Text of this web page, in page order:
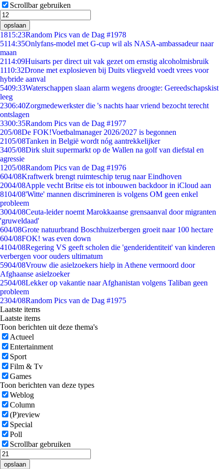
Scrollbar gebruiken
opslaan
1815:23Random Pics van de Dag #1978
5114:35Onlyfans-model met G-cup wil als NASA-ambassadeur naar
maan
2114:09Huisarts per direct uit vak gezet om ernstig alcoholmisbruik
1110:32Drone met explosieven bij Duits vliegveld voedt vrees voor
hybride aanval
5409:33Waterschappen slaan alarm wegens droogte: Gereedschapskist
leeg
2306:40Zorgmedewerkster die 's nachts haar vriend bezocht terecht
ontslagen
3300:35Random Pics van de Dag #1977
205/08De FOK!Voetbalmanager 2026/2027 is begonnen
2105/08Tanken in België wordt nóg aantrekkelijker
3405/08Dirk sluit supermarkt op de Wallen na golf van diefstal en
agressie
1205/08Random Pics van de Dag #1976
604/08Kraftwerk brengt ruimteschip terug naar Eindhoven
2004/08Apple vecht Britse eis tot inbouwen backdoor in iCloud aan
8104/08'Witte' mannen discrimineren is volgens OM geen enkel
probleem
3004/08Ceuta-leider noemt Marokkaanse grensaanval door migranten
'gruweldaad'
604/08Grote natuurbrand Boschhuizerbergen groeit naar 100 hectare
604/08FOK! was even down
4104/08Regering VS geeft scholen die 'genderidentiteit' van kinderen
verbergen voor ouders ultimatum
5904/08Vrouw die asielzoekers hielp in Athene vermoord door
Afghaanse asielzoeker
2504/08Lekker op vakantie naar Afghanistan volgens Taliban geen
probleem
2304/08Random Pics van de Dag #1975
Laatste items
Laatste items
Toon berichten uit deze thema's
Actueel
Entertainment
Sport
Film & Tv
Games
Toon berichten van deze types
Weblog
Column
(P)review
Special
Poll
Scrollbar gebruiken
opslaan